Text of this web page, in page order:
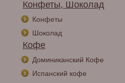
Конфеты, Шоколад
Конфеты
Шоколад
Кофе
Доминиканский Кофе
Испанский кофе